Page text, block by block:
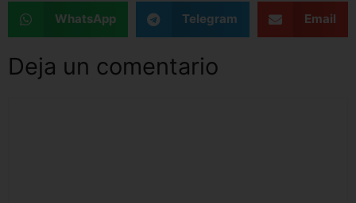
WhatsApp Telegram Email
Deja un comentario